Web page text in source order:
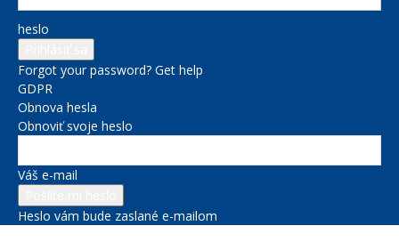
heslo
Forgot your password? Get help
GDPR
Obnova hesla
Obnoviť svoje heslo
Váš e-mail
Heslo vám bude zaslané e-mailom